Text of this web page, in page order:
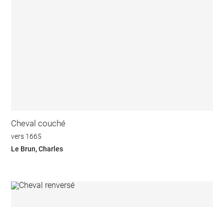
Cheval couché
vers 1665
Le Brun, Charles